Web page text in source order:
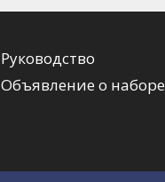
Руководство
Объявление о наборе